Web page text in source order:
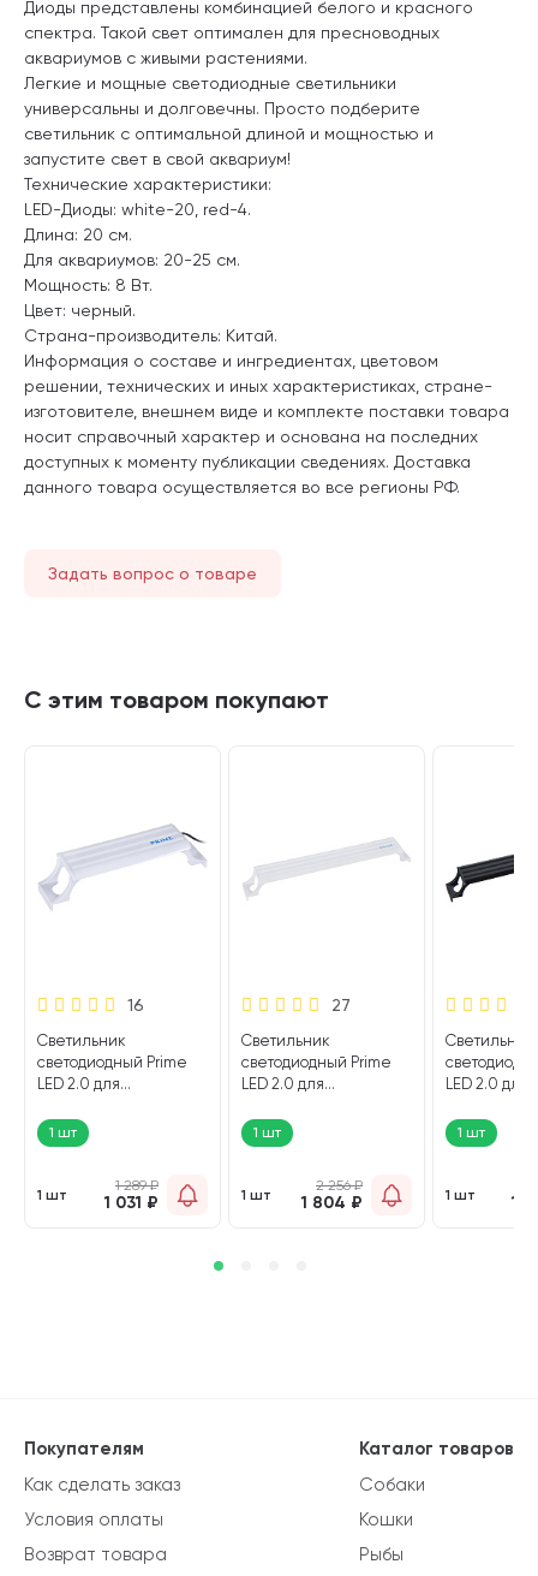
Диоды представлены комбинацией белого и красного
спектра. Такой свет оптимален для пресноводных
аквариумов с живыми растениями.
Легкие и мощные светодиодные светильники
универсальны и долговечны. Просто подберите
светильник с оптимальной длиной и мощностью и
запустите свет в свой аквариум!
Технические характеристики:
LED-Диоды: white-20, red-4.
Длина: 20 см.
Для аквариумов: 20-25 см.
Мощность: 8 Вт.
Цвет: черный.
Страна-производитель: Китай.
Информация о составе и ингредиентах, цветовом
решении, технических и иных характеристиках, стране-
изготовителе, внешнем виде и комплекте поставки товара
носит справочный характер и основана на последних
доступных к моменту публикации сведениях. Доставка
данного товара осуществляется во все регионы РФ.
Задать вопрос о товаре
С этим товаром покупают
16
Светильник
светодиодный Prime
LED 2.0 для
белый (1 шт)
1 шт
1 шт
1 289₽
1 031 ₽
27
Светильник
светодиодный Prime
LED 2.0 для
белый (1 шт)
1 шт
1 шт
2 256₽
1 804 ₽
Светильник
LED 2.0 для
черный (1
1 шт
1 шт 1
Каталог товаров
Собаки
Кошки
Рыбы
Покупателям
Как сделать заказ
Условия оплаты
Возврат товара